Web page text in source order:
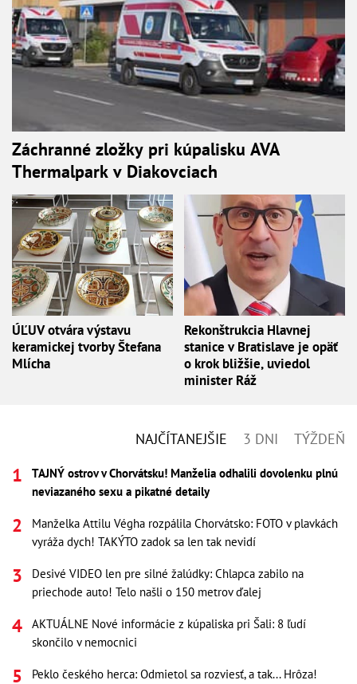
Záchranné zložky pri kúpalisku AVA
Thermalpark v Diakovciach
ÚĽUV otvára výstavu
keramickej tvorby Štefana
Mlícha
Rekonštrukcia Hlavnej
stanice v Bratislave je opäť
o krok bližšie, uviedol
minister Ráž
NAJČÍTANEJŠIE 3 DNI TÝŽDEŇ
TAJNÝ ostrov v Chorvátsku! Manželia odhalili dovolenku plnú
neviazaného sexu a pikatné detaily
Manželka Attilu Végha rozpálila Chorvátsko: FOTO v plavkách
vyráža dych! TAKÝTO zadok sa len tak nevidí
Desivé VIDEO len pre silné žalúdky: Chlapca zabilo na
priechode auto! Telo našli o 150 metrov ďalej
AKTUÁLNE Nové informácie z kúpaliska pri Šali: 8 ľudí
skončilo v nemocnici
Peklo českého herca: Odmietol sa rozviesť, a tak... Hrôza!